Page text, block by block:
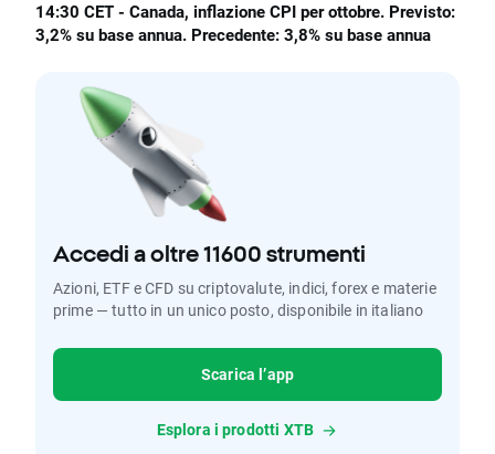
14:30 CET - Canada, inflazione CPI per ottobre. Previsto:
3,2% su base annua. Precedente: 3,8% su base annua
Accedi a oltre 11600 strumenti
Azioni, ETF e CFD su criptovalute, indici, forex e materie
prime — tutto in un unico posto, disponibile in italiano
Scarica l’app
Esplora i prodotti XTB